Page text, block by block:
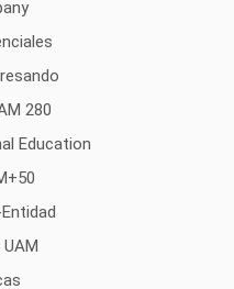
280
Education